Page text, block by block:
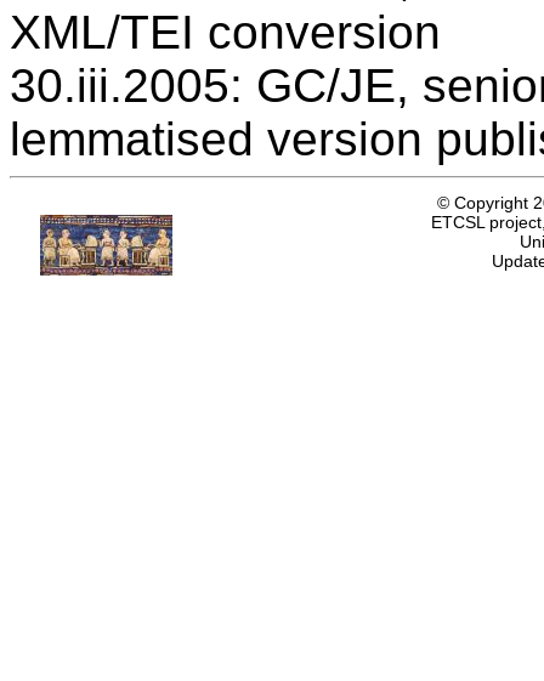
XML/TEI conversion
30.iii.2005: GC/JE,
lemmatised version
© Copyright
ETCSL